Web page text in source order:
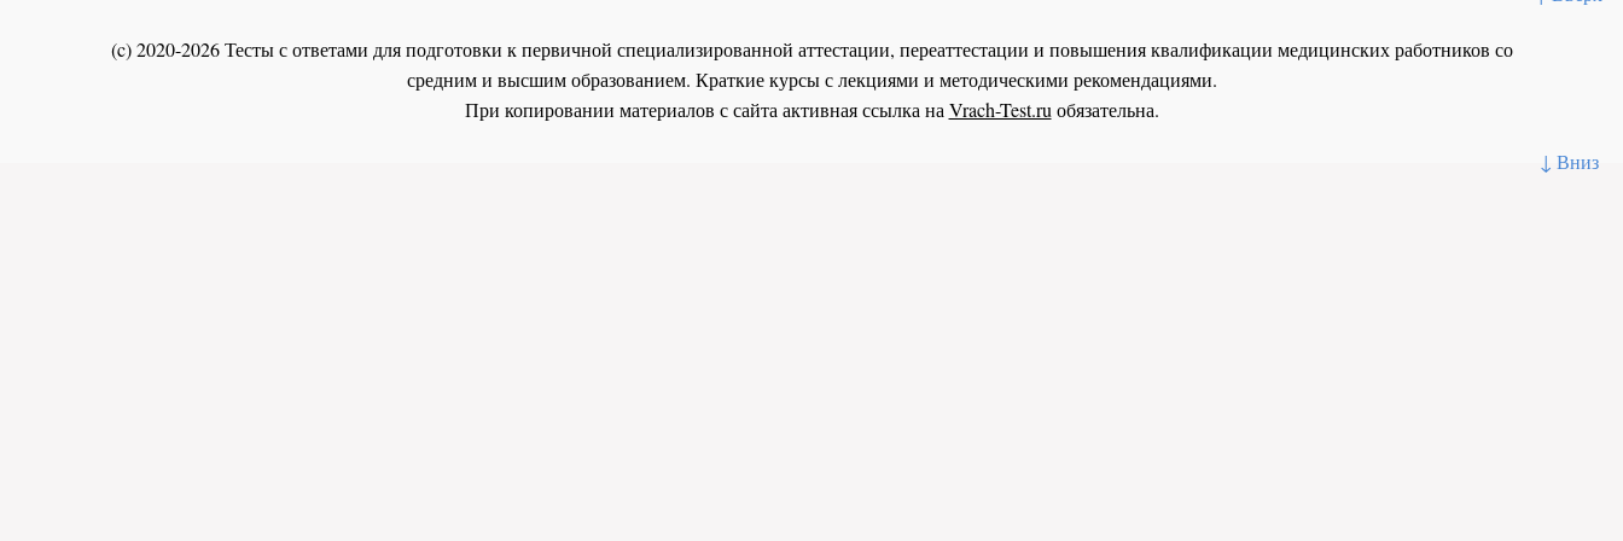
↓ Вниз
(c) 2020-2026 Тесты с ответами для подготовки к первичной специализированной аттестации, переаттестации и повышения квалификации медицинских работников со
средним и высшим образованием. Краткие курсы с лекциями и методическими рекомендациями.
При копировании материалов с сайта активная ссылка на Vrach-Test.ru обязательна.